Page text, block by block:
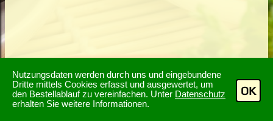
Nutzungsdaten werden durch uns und eingebundene
Dritte mittels Cookies erfasst und ausgewertet, um
den Bestellablauf zu vereinfachen. Unter Datenschutz
erhalten Sie weitere Informationen.
OK